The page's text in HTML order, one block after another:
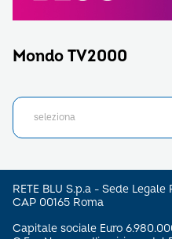
Mondo TV2000
RETE BLU S.p.a - Sede
CAP 00165 Roma
Capitale sociale Euro